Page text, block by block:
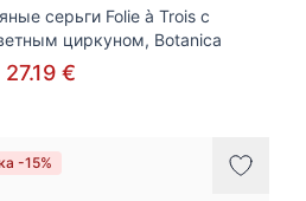
серьги Folie à Trois с
циркуном, Botanica
27.19 €
-15%